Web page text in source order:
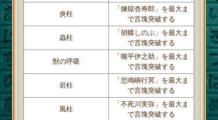
炎柱
「煉獄杏寿郎」を最大ま
で言塊突破する
蟲柱
「胡蝶しのぶ」を最大ま
で言塊突破する
獣の呼吸
「嘴平伊之助」を最大ま
で言塊突破する
岩柱
「悲鳴嶼行冥」を最大ま
で言塊突破する
風柱
「不死川実弥」を最大ま
で言塊突破する